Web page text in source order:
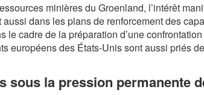
minières du Groenland, l’intérêt
aussi dans les plans de renforcement des
le cadre de la préparation d’une
européens des États-Unis sont aussi priés
sous la pression permanente